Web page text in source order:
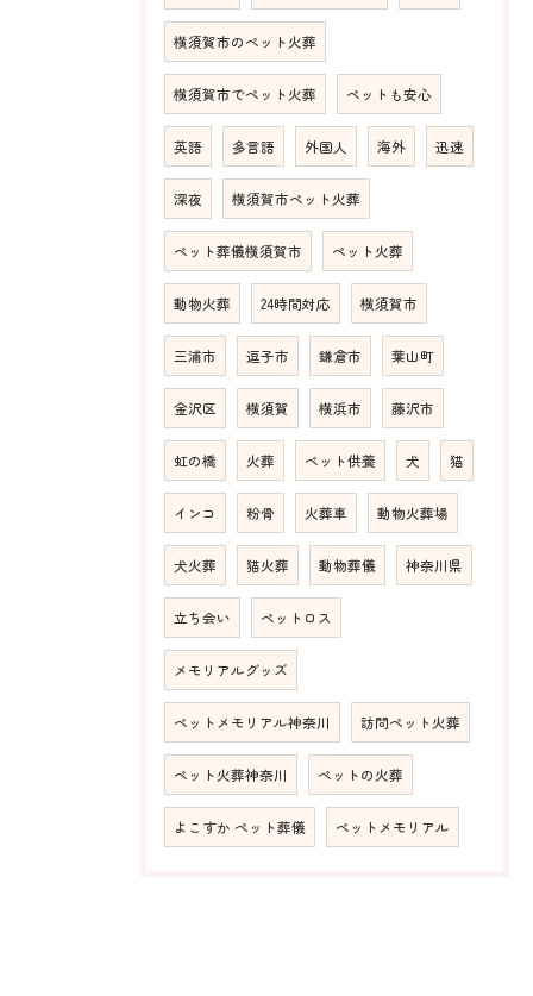
横須賀市のペット火葬
横須賀市でペット火葬 ペットも安心
英語 多言語 外国人 海外 迅速
深夜 横須賀市ペット火葬
ペット葬儀横須賀市 ペット火葬
動物火葬 24時間対応 横須賀市
三浦市 逗子市 鎌倉市 葉山町
金沢区 横須賀 横浜市 藤沢市
虹の橋 火葬 ペット供養 犬 猫
インコ 粉骨 火葬車 動物火葬場
犬火葬 猫火葬 動物葬儀 神奈川県
立ち会い ペットロス
メモリアルグッズ
ペットメモリアル神奈川 訪問ペット火葬
ペット火葬神奈川 ペットの火葬
よこすか ペット葬儀 ペットメモリアル